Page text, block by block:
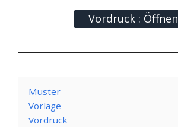
Vordruck : Öffnen
Muster
Vorlage
Vordruck